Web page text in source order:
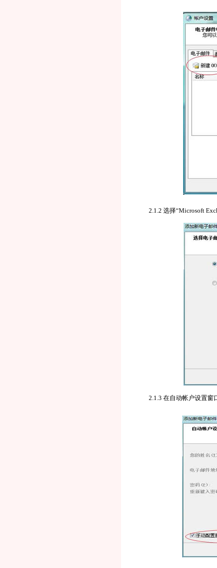
2.1.2 选择“Microsoft
2.1.3 在自动帐户设置窗